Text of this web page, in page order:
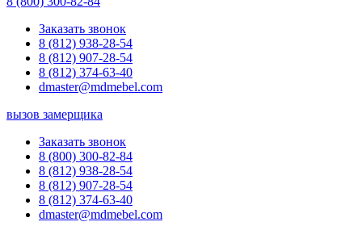
Заказать звонок
8 (812) 938-28-54
8 (812) 907-28-54
8 (812) 374-63-40
dmaster@mdmebel.com
вызов замерщика
Заказать звонок
8 (800) 300-82-84
8 (812) 938-28-54
8 (812) 907-28-54
8 (812) 374-63-40
dmaster@mdmebel.com